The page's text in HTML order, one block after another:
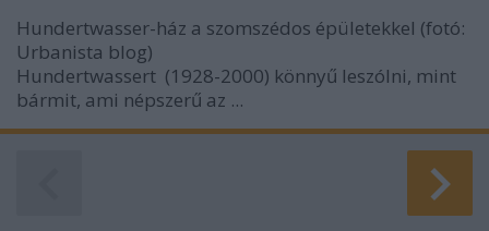
Hundertwasser-ház a szomszédos épületekkel (fotó:
Urbanista blog)
Hundertwassert (1928-2000) könnyű leszólni, mint
bármit, ami népszerű az ...